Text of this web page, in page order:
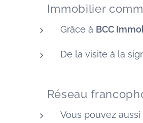
🏠 Immobilier
Grâce à BCC
De la visite à la
🌐 Réseau
Vous pouvez